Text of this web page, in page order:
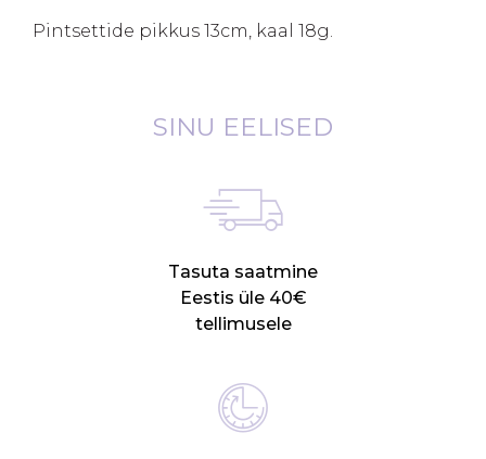
Pintsettide pikkus 13cm, kaal 18g.
SINU EELISED
Tasuta saatmine
Eestis üle 40€
tellimusele